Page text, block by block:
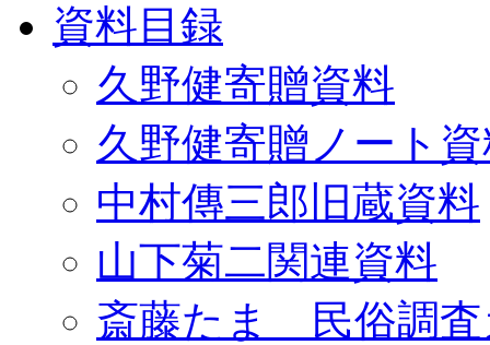
資料目録
久野健寄贈資料
久野健寄贈ノート
中村傳三郎旧蔵資料
山下菊二関連資料
斎藤たま 民俗調査